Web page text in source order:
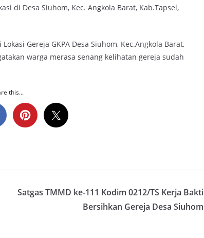
di Desa Siuhom, Kec. Angkola Barat, Kab.Tapsel,
Gereja GKPA Desa Siuhom, Kec.Angkola Barat,
warga merasa senang kelihatan gereja sudah
this...
Satgas TMMD ke-111 Kodim 0212/TS Kerja Bakti
Bersihkan Gereja Desa Siuhom